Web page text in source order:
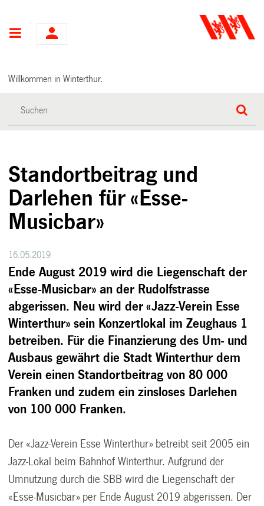
Hauptnavigation
Willkommen in Winterthur.
Standortbeitrag und
Darlehen für «Esse-
Musicbar»
16.05.2019
Ende August 2019 wird die Liegenschaft der
«Esse-Musicbar» an der Rudolfstrasse
abgerissen. Neu wird der «Jazz-Verein Esse
Winterthur» sein Konzertlokal im Zeughaus 1
betreiben. Für die Finanzierung des Um- und
Ausbaus gewährt die Stadt Winterthur dem
Verein einen Standortbeitrag von 80 000
Franken und zudem ein zinsloses Darlehen
von 100 000 Franken.
Der «Jazz-Verein Esse Winterthur» betreibt seit 2005 ein
Jazz-Lokal beim Bahnhof Winterthur. Aufgrund der
Umnutzung durch die SBB wird die Liegenschaft der
«Esse-Musicbar» per Ende August 2019 abgerissen. Der